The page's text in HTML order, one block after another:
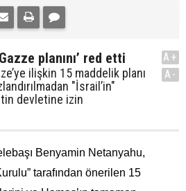
planını’ red etti
ilişkin 15 maddelik planı
"İsrail’in"
devletine izin
A+
A-
Benyamin Netanyahu,
tarafından önerilen 15